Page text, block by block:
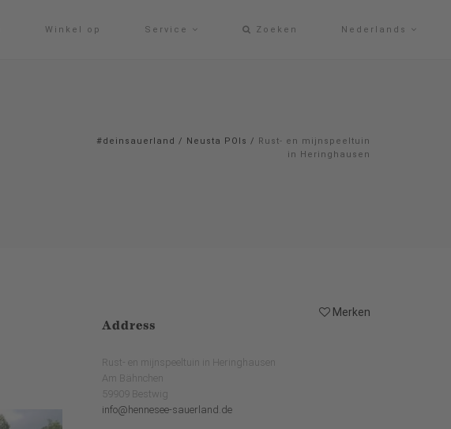
Winkel op Service Zoeken Nederlands
#deinsauerland / Neusta POIs / Rust- en mijnspeeltuin
in Heringhausen
Merken
Address
Rust- en mijnspeeltuin in Heringhausen
Am Bähnchen
59909 Bestwig
info@hennesee-sauerland.de